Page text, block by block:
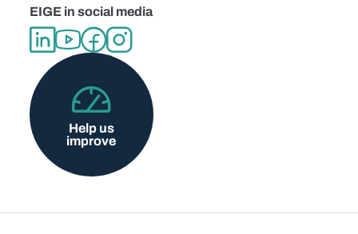
EIGE in social media
Help us
improve